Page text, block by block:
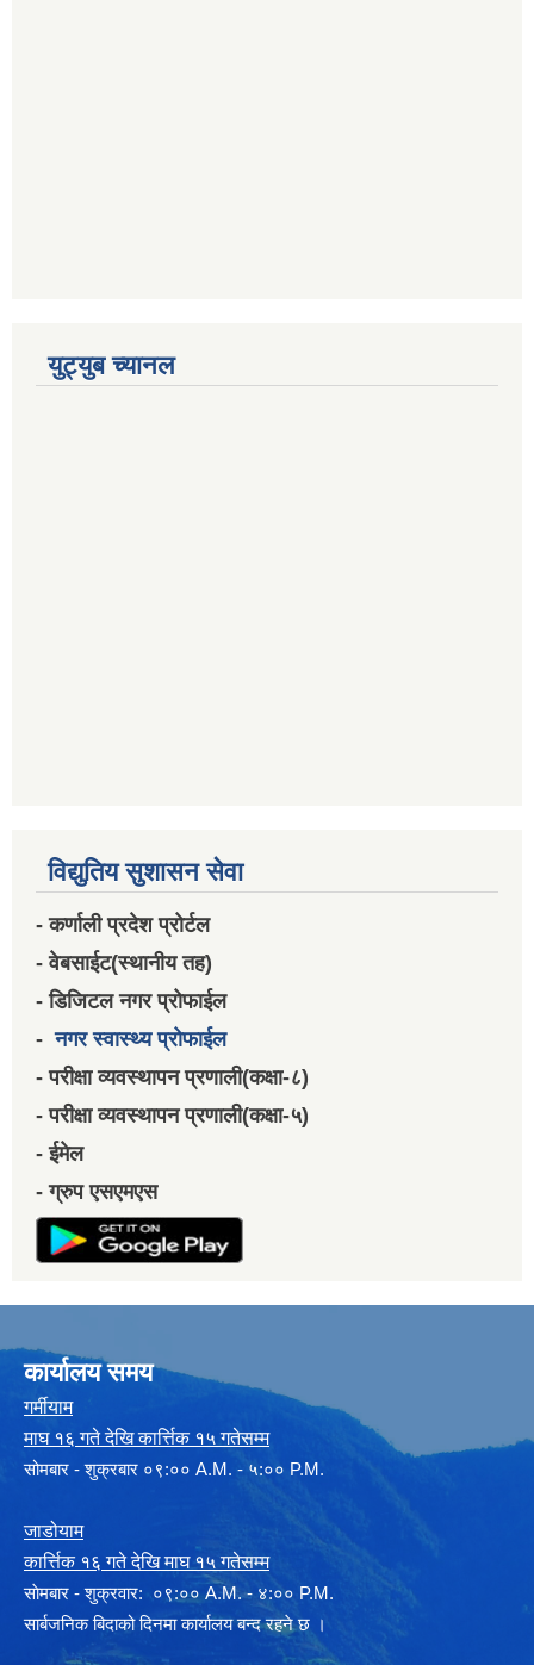
युट्युब च्यानल
विद्युतिय सुशासन सेवा
- कर्णाली प्रदेश प्रोर्टल
- वेबसाईट(स्थानीय तह)
- डिजिटल नगर प्रोफाईल
-नगर स्वास्थ्य प्रोफाईल
- परीक्षा व्यवस्थापन प्रणाली(कक्षा-८)
- परीक्षा व्यवस्थापन प्रणाली(कक्षा-५)
- ईमेल
- ग्रुप एसएमएस
कार्यालय समय
गर्मीयाम
माघ १६ गते देखि कार्त्तिक १५ गतेसम्म
सोमबार - शुक्रबार ०९:०० A.M. - ५:०० P.M.
जाडोयाम
कार्त्तिक १६ गते देखि माघ १५ गतेसम्म
साेमबार - शुक्रवार: ०९:०० A.M. - ४:०० P.M.
सार्बजनिक बिदाको दिनमा कार्यालय बन्द रहने छ ।